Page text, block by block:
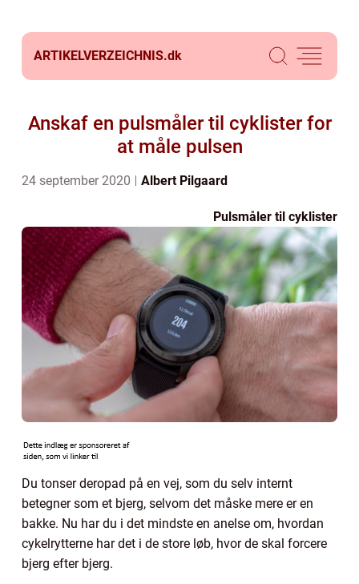
ARTIKELVERZEICHNIS.dk
Anskaf en pulsmåler til cyklister for
at måle pulsen
24 september 2020 Albert Pilgaard
Pulsmåler til cyklister
Du tonser deropad på en vej, som du selv internt
betegner som et bjerg, selvom det måske mere er en
bakke. Nu har du i det mindste en anelse om, hvordan
cykelrytterne har det i de store løb, hvor de skal forcere
bjerg efter bjerg.